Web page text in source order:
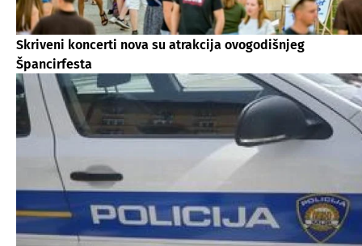
Skriveni koncerti nova su atrakcija ovogodišnjeg
Špancirfesta